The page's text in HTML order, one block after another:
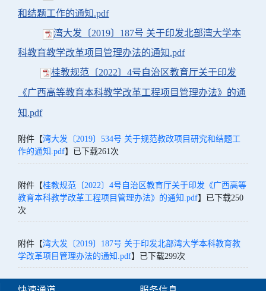
和结题工作的通知.pdf
湾大发〔2019〕187号 关于印发北部湾大学本
科教育教学改革项目管理办法的通知.pdf
桂教规范〔2022〕4号自治区教育厅关于印发
《广西高等教育本科教学改革工程项目管理办法》的通
知.pdf
附件【湾大发〔2019〕534号 关于规范教改项目研究和结题工
作的通知.pdf】已下载261次
附件【桂教规范〔2022〕4号自治区教育厅关于印发《广西高等
教育本科教学改革工程项目管理办法》的通知.pdf】已下载250
次
附件【湾大发〔2019〕187号 关于印发北部湾大学本科教育教
学改革项目管理办法的通知.pdf】已下载299次